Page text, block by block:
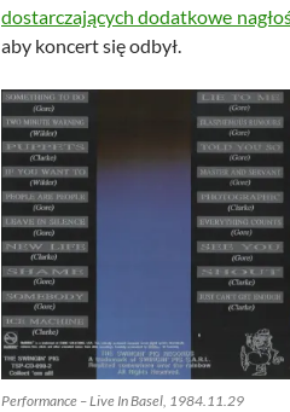
dostarczających dodatkowe
aby koncert się odbył.
Performance – Live In Basel, 1984.11.29